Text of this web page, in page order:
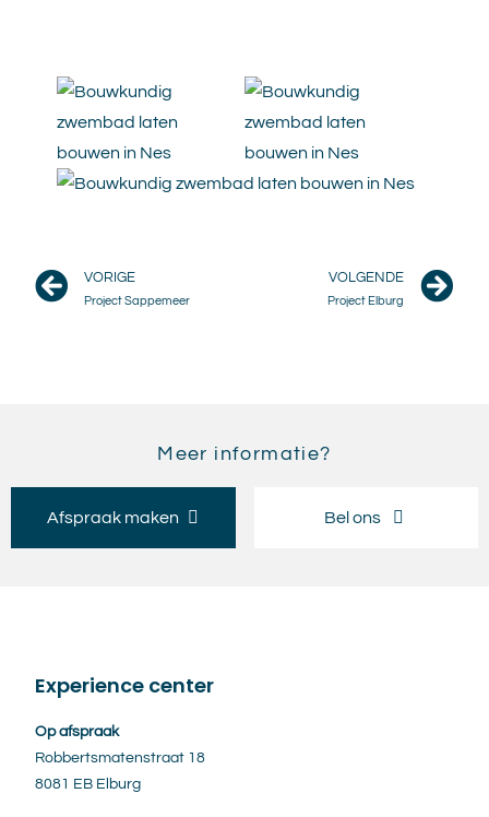
VORIGE
Project Sappemeer
VOLGENDE
Project Elburg
Meer informatie?
Afspraak maken Bel ons
Experience center
Op afspraak
Robbertsmatenstraat 18
8081 EB Elburg